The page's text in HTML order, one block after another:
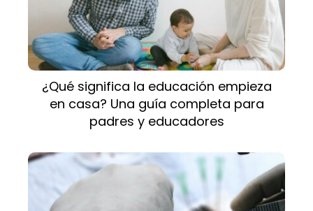
¿Qué significa la educación empieza
en casa? Una guía completa para
padres y educadores